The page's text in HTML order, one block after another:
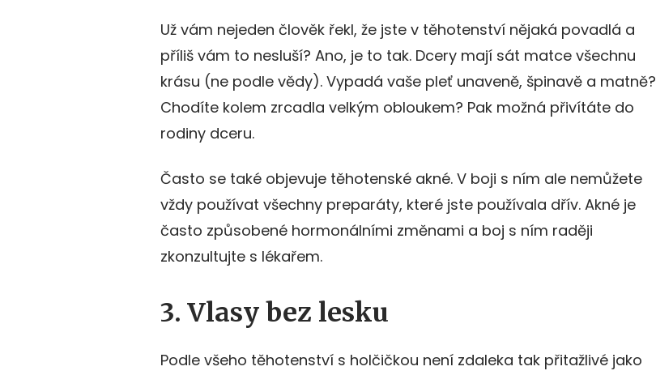
Už vám nejeden člověk řekl, že jste v těhotenství nějaká povadlá a
příliš vám to nesluší? Ano, je to tak. Dcery mají sát matce všechnu
krásu (ne podle vědy). Vypadá vaše pleť unaveně, špinavě a matně?
Chodíte kolem zrcadla velkým obloukem? Pak možná přivítáte do
rodiny dceru.
Často se také objevuje těhotenské akné. V boji s ním ale nemůžete
vždy používat všechny preparáty, které jste používala dřív. Akné je
často způsobené hormonálními změnami a boj s ním raději
zkonzultujte s lékařem.
3. Vlasy bez lesku
Podle všeho těhotenství s holčičkou není zdaleka tak přitažlivé jako